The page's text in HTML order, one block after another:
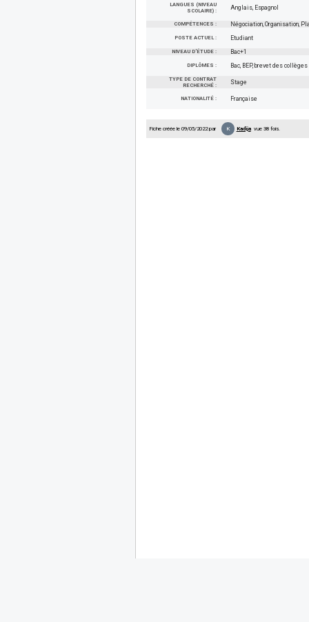
LANGUES (NIVEAU
SCOLAIRE) :
Anglais, Espagnol
COMPÉTENCES : Négociation, Organisation,
POSTE ACTUEL : Etudiant
NIVEAU D'ÉTUDE : Bac+1
DIPLÔMES : Bac, BEP, brevet des collèges
TYPE DE CONTRAT
RECHERCHÉ :
Stage
NATIONALITÉ : Française
Fiche créée le 09/05/2022 par K Kadijavue 38 fois.